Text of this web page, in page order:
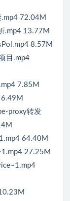
72.04M
.mp4 13.77M
8.57M
目.mp4
7.85M
proxy转发
64.40M
27.25M